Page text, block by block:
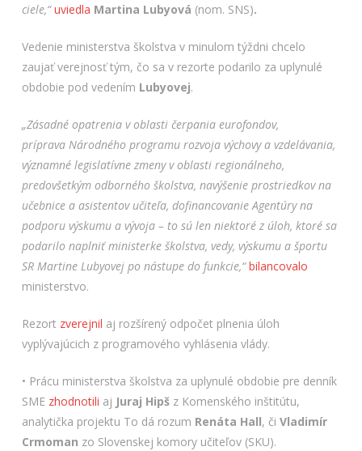
ciele,“uviedla Martina Lubyová (nom. SNS).
Vedenie ministerstva školstva v minulom týždni chcelo
zaujať verejnosť tým, čo sa v rezorte podarilo za uplynulé
obdobie pod vedením Lubyovej.
„Zásadné opatrenia v oblasti čerpania eurofondov,
príprava Národného programu rozvoja výchovy a vzdelávania,
významné legislatívne zmeny v oblasti regionálneho,
predovšetkým odborného školstva, navýšenie prostriedkov na
učebnice a asistentov učiteľa, dofinancovanie Agentúry na
podporu výskumu a vývoja – to sú len niektoré z úloh, ktoré sa
podarilo naplniť ministerke školstva, vedy, výskumu a športu
SR Martine Lubyovej po nástupe do funkcie,“ bilancovalo
ministerstvo.
Rezort zverejnil aj rozšírený odpočet plnenia úloh
vyplývajúcich z programového vyhlásenia vlády.
• Prácu ministerstva školstva za uplynulé obdobie pre denník
SME zhodnotili aj Juraj Hipšz Komenského inštitútu,
analytička projektu To dá rozum Renáta Hall, či Vladimír
Crmoman zo Slovenskej komory učiteľov (SKU).